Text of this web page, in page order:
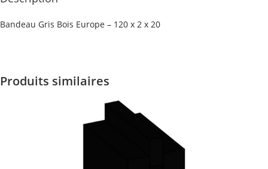
Bandeau Gris Bois Europe – 120 x 2 x 20
Produits similaires